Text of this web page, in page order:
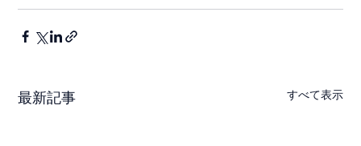
最新記事 すべて表示